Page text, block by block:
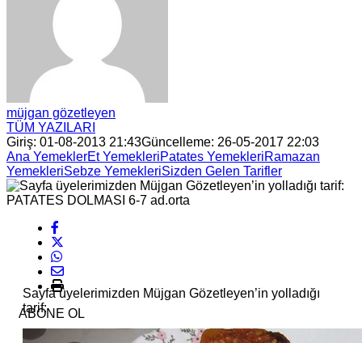
müjgan gözetleyen
TÜM YAZILARI
Giriş: 01-08-2013 21:43Güncelleme: 26-05-2017 22:03
Ana YemeklerEt YemekleriPatates YemekleriRamazan
YemekleriSebze YemekleriSizden Gelen Tarifler
ABONE OL
Sayfa üyelerimizden Müjgan Gözetleyen’in yolladığı
tarif: